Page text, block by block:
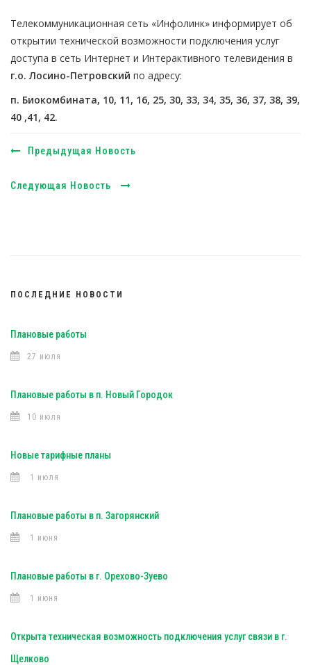
Телекоммуникационная сеть «Инфолинк» информирует об
открытии технической возможности подключения услуг
доступа в сеть Интернет и Интерактивного телевидения в
г.о. Лосино-Петровский по адресу:
п. Биокомбината, 10, 11, 16, 25, 30, 33, 34, 35, 36, 37, 38, 39,
40 ,41, 42.
Предыдущая Новость
Следующая Новость
ПОСЛЕДНИЕ НОВОСТИ
Плановые работы
27 июля
Плановые работы в п. Новый Городок
10 июля
Новые тарифные планы
1 июля
Плановые работы в п. Загорянский
1 июня
Плановые работы в г. Орехово-Зуево
1 июня
Открыта техническая возможность подключения услуг связи в г.
Щелково